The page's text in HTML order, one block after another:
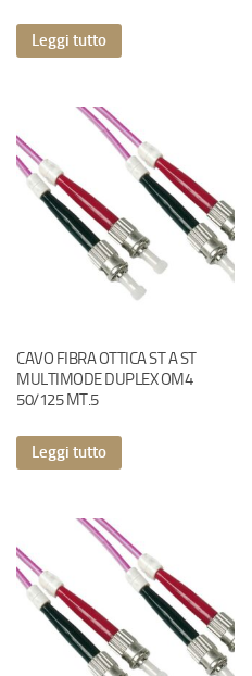
Leggi tutto
CAVO FIBRA OTTICA ST A ST
MULTIMODE DUPLEX OM4
50/125 MT.5
Leggi tutto